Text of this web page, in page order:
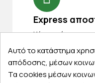
Express
Κάντε σήμερα
παραλάβετε
Αυτό το κατάστημα
απόδοσης, μέσων
Τα cookies μέσων